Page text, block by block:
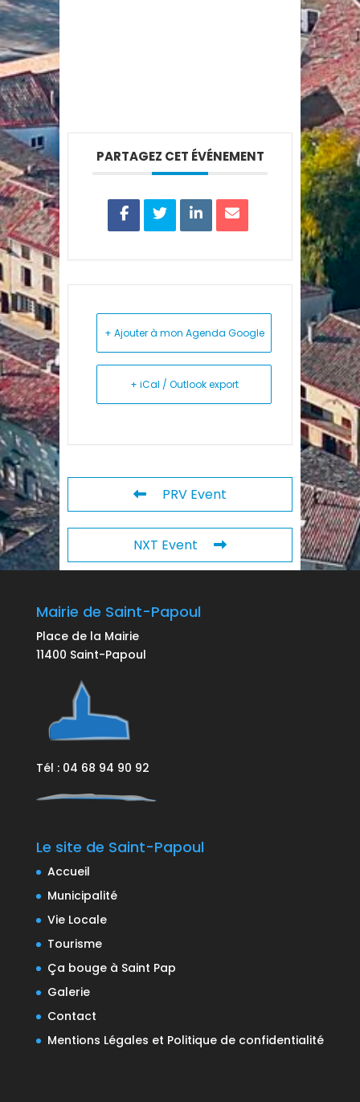
PARTAGEZ CET ÉVÉNEMENT
+ Ajouter à mon Agenda Google
+ iCal / Outlook export
PRV Event
NXT Event
Mairie de Saint-Papoul
Place de la Mairie
11400 Saint-Papoul
Tél : 04 68 94 90 92
Le site de Saint-Papoul
Accueil
Municipalité
Vie Locale
Tourisme
Ça bouge à Saint Pap
Galerie
Contact
Mentions Légales et Politique de confidentialité